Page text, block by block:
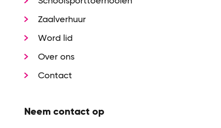
Zaalverhuur
Word lid
Over ons
Contact
Neem contact op